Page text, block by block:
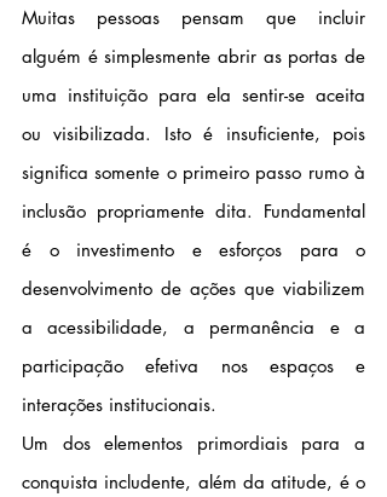
Muitas pessoas pensam que incluir
alguém é simplesmente abrir as portas de
uma instituição para ela sentir-se aceita
ou visibilizada. Isto é insuficiente, pois
significa somente o primeiro passo rumo à
inclusão propriamente dita. Fundamental
é o investimento e esforços para o
desenvolvimento de ações que viabilizem
a acessibilidade, a permanência e a
participação efetiva nos espaços e
interações institucionais.
Um dos elementos primordiais para a
conquista includente, além da atitude, é o